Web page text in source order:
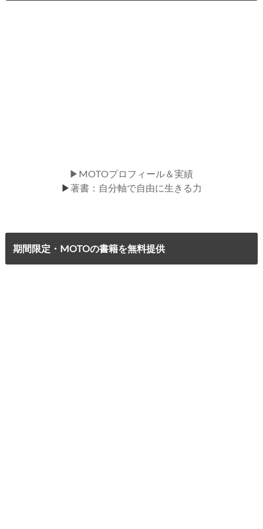
▶MOTOプロフィール＆実績
▶著書：自分軸で自由に生きる力
期間限定・MOTOの書籍を無料提供